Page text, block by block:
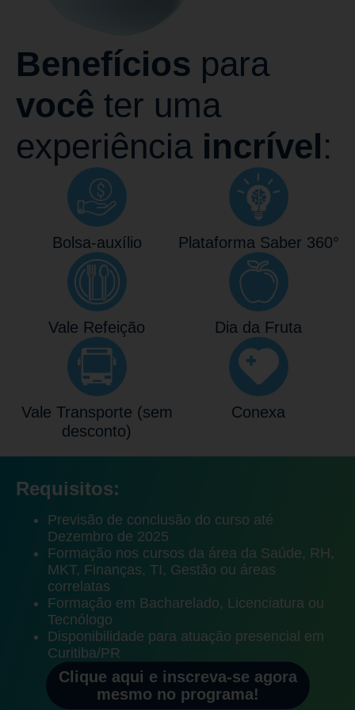
Benefícios para
você ter uma
experiência incrível:
Bolsa-auxílio Plataforma Saber 360°
Vale Refeição Dia da Fruta
Vale Transporte (sem
desconto)
Conexa
Requisitos:
Previsão de conclusão do curso até
Dezembro de 2025
Formação nos cursos da área da Saúde, RH,
MKT, Finanças, TI, Gestão ou áreas
correlatas
Formação em Bacharelado, Licenciatura ou
Tecnólogo
Disponibilidade para atuação presencial em
Curitiba/PR
Clique aqui e inscreva-se agora
mesmo no programa!